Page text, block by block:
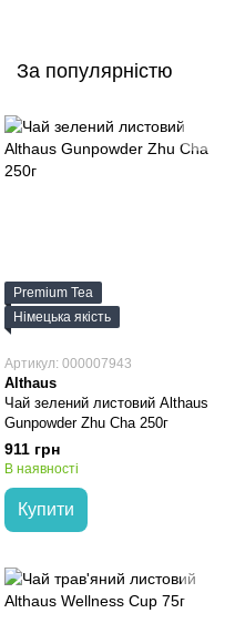
За популярністю
Premium Tea
Німецька якість
Артикул: 000007943
Althaus
Чай зелений листовий Althaus
Gunpowder Zhu Cha 250г
911 грн
В наявності
Купити